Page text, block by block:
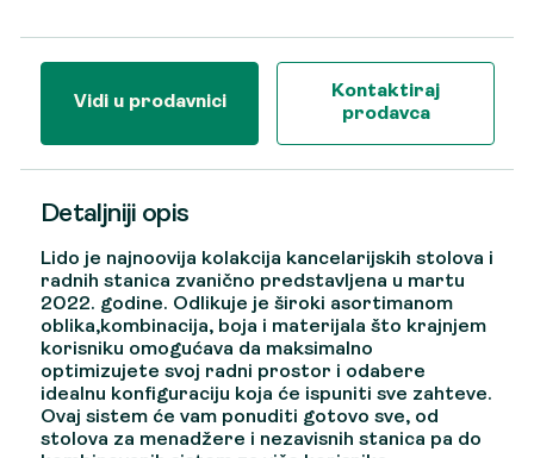
Vidi u prodavnici
Kontaktiraj
prodavca
Detaljniji opis
Lido je najnoovija kolakcija kancelarijskih stolova i
radnih stanica zvanično predstavljena u martu
2022. godine. Odlikuje je široki asortimanom
oblika,kombinacija, boja i materijala što krajnjem
korisniku omogućava da maksimalno
optimizujete svoj radni prostor i odabere
idealnu konfiguraciju koja će ispuniti sve zahteve.
Ovaj sistem će vam ponuditi gotovo sve, od
stolova za menadžere i nezavisnih stanica pa do